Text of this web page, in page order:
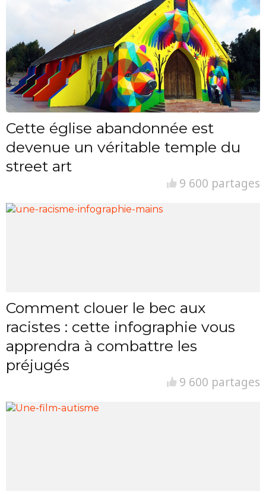
Cette église abandonnée est
devenue un véritable temple du
street art
9 600 partages
Comment clouer le bec aux
racistes : cette infographie vous
apprendra à combattre les
préjugés
9 600 partages